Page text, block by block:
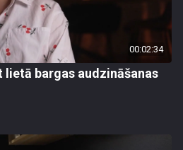
00:02:34
lietā bargas audzināšanas